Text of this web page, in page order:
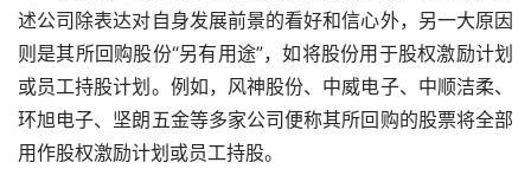
述公司除表达对自身发展前景的看好和信心外，另一大原因
则是其所回购股份“另有用途”，如将股份用于股权激励计划
或员工持股计划。例如，风神股份、中威电子、中顺洁柔、
环旭电子、坚朗五金等多家公司便称其所回购的股票将全部
用作股权激励计划或员工持股。